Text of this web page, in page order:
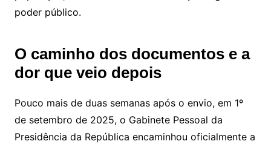
poder público.
O caminho dos documentos e a
dor que veio depois
Pouco mais de duas semanas após o envio, em 1º
de setembro de 2025, o Gabinete Pessoal da
Presidência da República encaminhou oficialmente a